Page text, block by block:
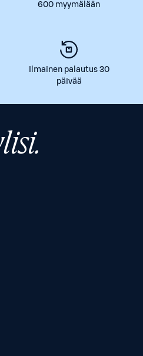
600 myymälään
Ilmainen palautus 30
päivää